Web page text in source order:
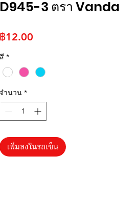
D945-3 ตรา Vanda
฿12.00
สี *
จำนวน *
เพิ่มลงในรถเข็น